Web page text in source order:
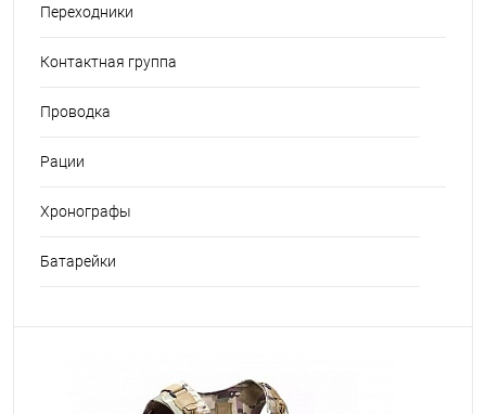
Переходники
Контактная группа
Проводка
Рации
Хронографы
Батарейки